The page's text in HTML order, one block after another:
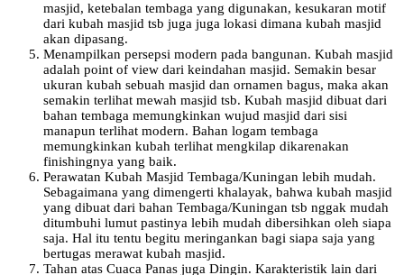
masjid, ketebalan tembaga yang digunakan, kesukaran motif
dari kubah masjid tsb juga juga lokasi dimana kubah masjid
akan dipasang.
Menampilkan persepsi modern pada bangunan. Kubah masjid
adalah point of view dari keindahan masjid. Semakin besar
ukuran kubah sebuah masjid dan ornamen bagus, maka akan
semakin terlihat mewah masjid tsb. Kubah masjid dibuat dari
bahan tembaga memungkinkan wujud masjid dari sisi
manapun terlihat modern. Bahan logam tembaga
memungkinkan kubah terlihat mengkilap dikarenakan
finishingnya yang baik.
Perawatan Kubah Masjid Tembaga/Kuningan lebih mudah.
Sebagaimana yang dimengerti khalayak, bahwa kubah masjid
yang dibuat dari bahan Tembaga/Kuningan tsb nggak mudah
ditumbuhi lumut pastinya lebih mudah dibersihkan oleh siapa
saja. Hal itu tentu begitu meringankan bagi siapa saja yang
bertugas merawat kubah masjid.
Tahan atas Cuaca Panas juga Dingin. Karakteristik lain dari